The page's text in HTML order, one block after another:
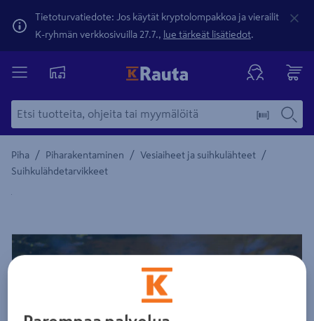
Tietoturvatiedote: Jos käytät kryptolompakkoa ja vierailit
K-ryhmän verkkosivuilla 27.7., lue tärkeät lisätiedot.
Piha / Piharakentaminen / Vesiaiheet ja suihkulähteet /
Suihkulähdetarvikkeet
Yksityiskohtainen kuvaus löytyy Tuotteen kuvaus -